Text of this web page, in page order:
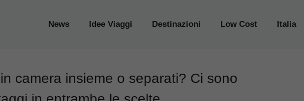
News Idee Viaggi Destinazioni Low Cost Italia
camera insieme o separati? Ci sono